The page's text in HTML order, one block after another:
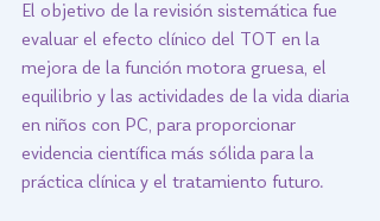
El objetivo de la revisión sistemática fue
evaluar el efecto clínico del TOT en la
mejora de la función motora gruesa, el
equilibrio y las actividades de la vida diaria
en niños con PC, para proporcionar
evidencia científica más sólida para la
práctica clínica y el tratamiento futuro.